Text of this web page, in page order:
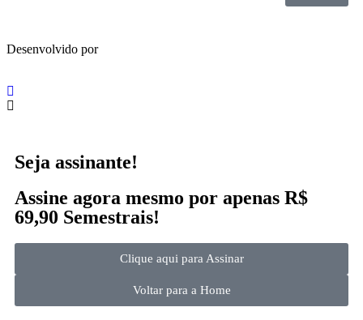
Desenvolvido por
Seja assinante!
Assine agora mesmo por apenas R$
69,90 Semestrais!
Clique aqui para Assinar
Voltar para a Home